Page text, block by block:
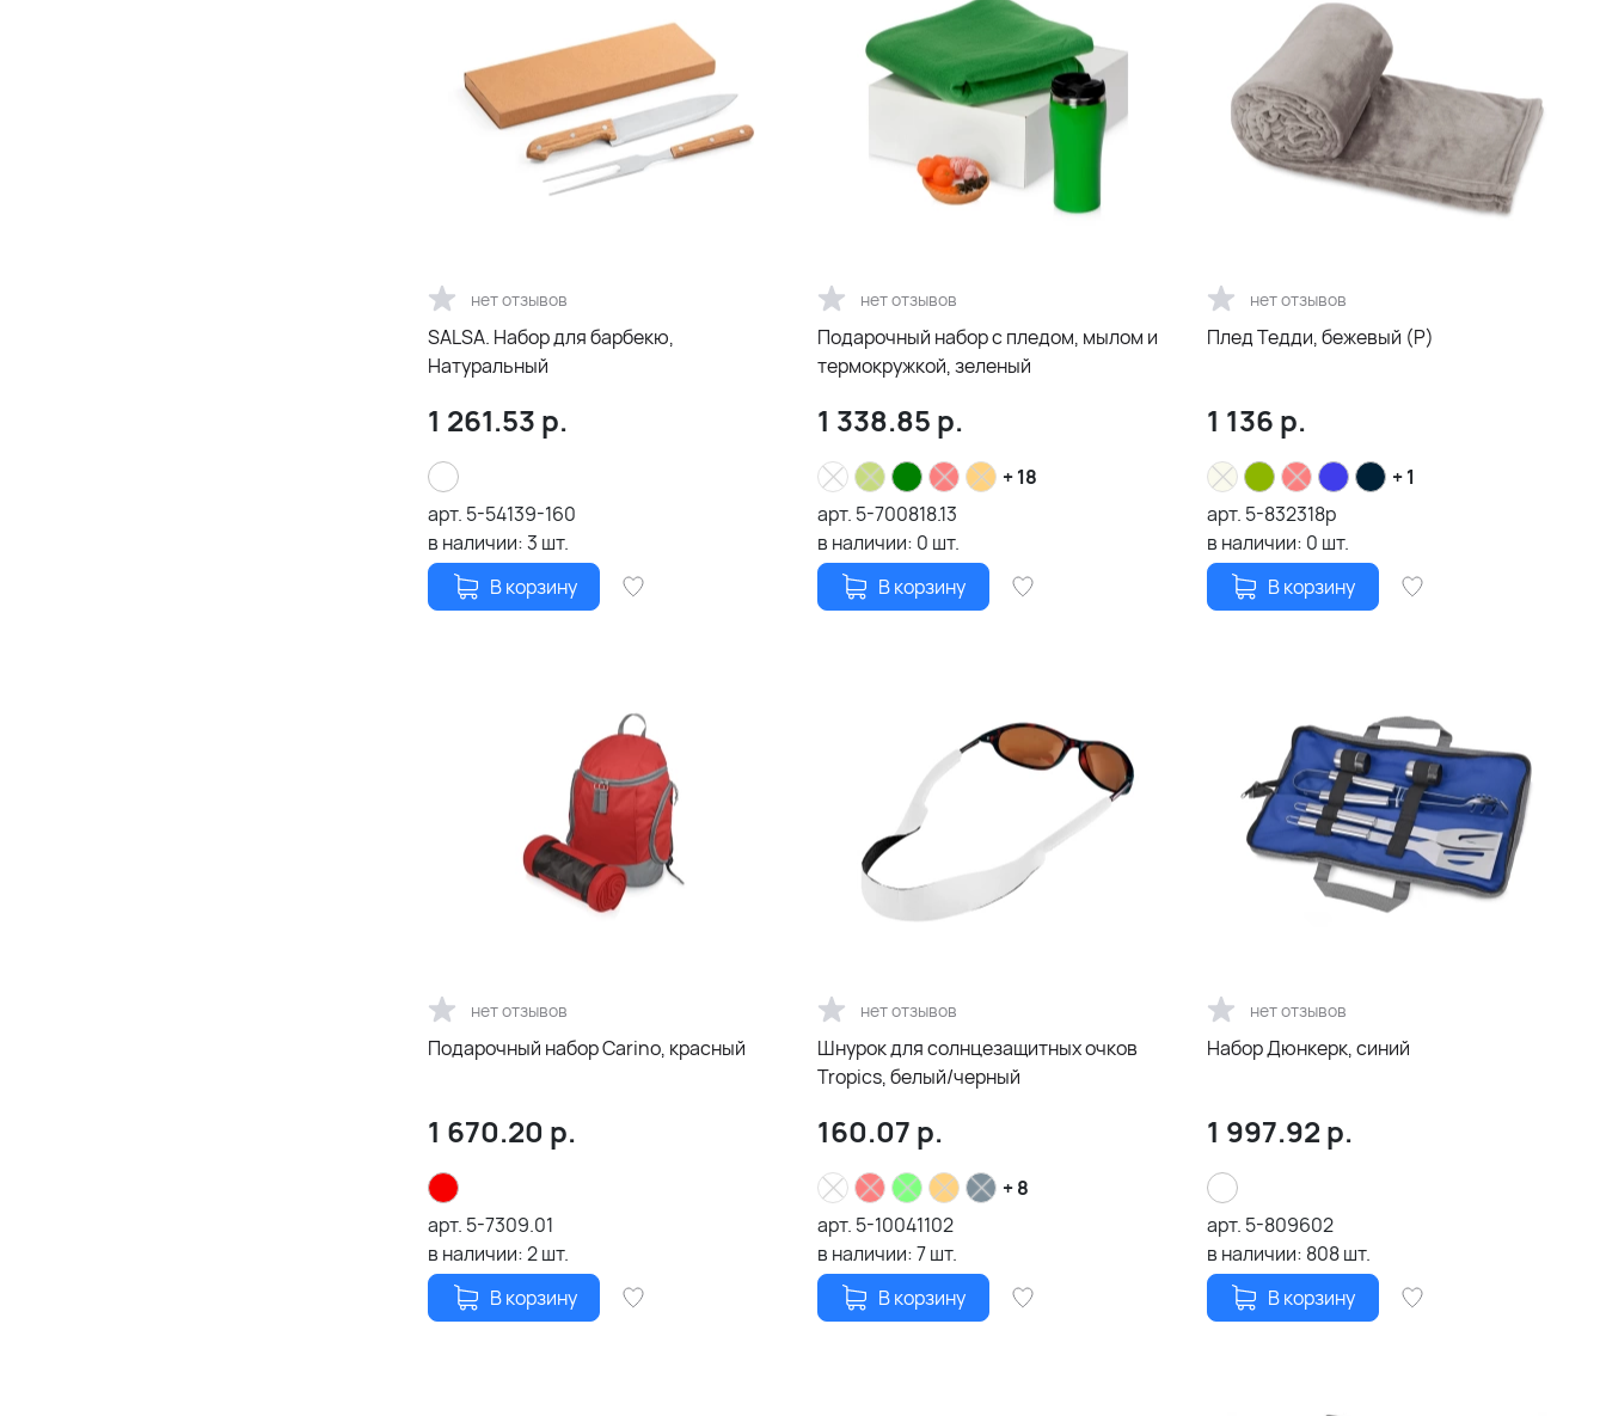
нет отзывов
SALSA. Набор для барбекю,
Натуральный
1 261.53 р.
арт. 5-54139-160
в наличии:3 шт.
В корзину
нет отзывов
Подарочный набор с пледом, мылом и
термокружкой, зеленый
1 338.85 р.
+ 18
арт. 5-700818.13
в наличии: 0 шт.
В корзину
нет отзывов
Плед Тедди, бежевый (Р)
1 136 р.
+ 1
арт. 5-832318p
в наличии: 0 шт.
В корзину
нет отзывов
Подарочный набор Carino, красный
1 670.20 р.
арт. 5-7309.01
в наличии:2шт.
В корзину
нет отзывов
Шнурок для солнцезащитных очков
Tropics, белый/черный
160.07 р.
+ 8
арт. 5-10041102
в наличии:7шт.
В корзину
нет отзывов
Набор Дюнкерк, синий
1 997.92 р.
арт. 5-809602
в наличии: 808шт.
В корзину